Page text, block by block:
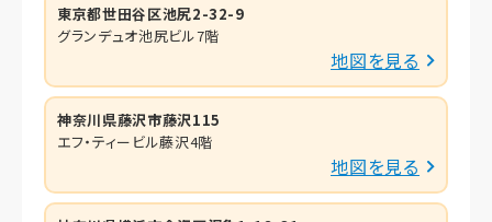
東京都世田谷区池尻2-32-9
グランデュオ池尻ビル7階
地図を見る
神奈川県藤沢市藤沢115
エフ・ティービル藤沢4階
地図を見る